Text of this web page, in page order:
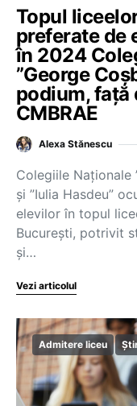
Topul
preferate de
în 2024
”George
podium, față
CMBRAE
Alexa Stănescu
Colegiile Naționale
și ”Iulia Hasdeu”
elevilor în topul
București, potrivit
și…
Vezi articolul
Admitere liceu